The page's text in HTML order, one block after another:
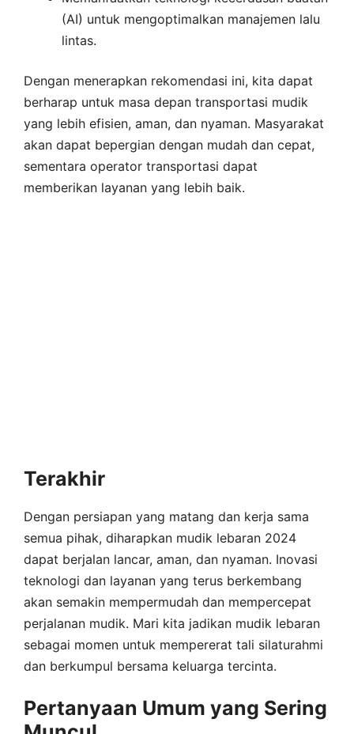
(AI) untuk mengoptimalkan manajemen lalu
lintas.
Dengan menerapkan rekomendasi ini, kita dapat
berharap untuk masa depan transportasi mudik
yang lebih efisien, aman, dan nyaman. Masyarakat
akan dapat bepergian dengan mudah dan cepat,
sementara operator transportasi dapat
memberikan layanan yang lebih baik.
Terakhir
Dengan persiapan yang matang dan kerja sama
semua pihak, diharapkan mudik lebaran 2024
dapat berjalan lancar, aman, dan nyaman. Inovasi
teknologi dan layanan yang terus berkembang
akan semakin mempermudah dan mempercepat
perjalanan mudik. Mari kita jadikan mudik lebaran
sebagai momen untuk mempererat tali silaturahmi
dan berkumpul bersama keluarga tercinta.
Pertanyaan Umum yang Sering